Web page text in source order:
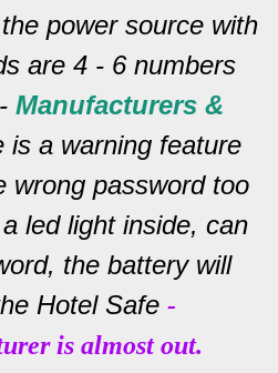
power source with
are 4 - 6 numbers
Manufacturers &
is a warning feature
wrong password too
led light inside, can
the battery will
Hotel Safe -
is almost out.